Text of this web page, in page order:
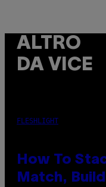
ALTRO
DA VICE
FLESHLIGHT
How To
Match,